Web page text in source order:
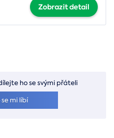
Zobrazit detail
se mi líbí
ho se svými přáteli